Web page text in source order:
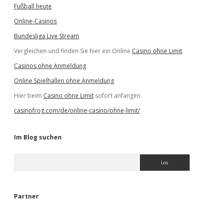
Fußball heute
Online-Casinos
Bundesliga Live Stream
Vergleichen und finden Sie hier ein Online Casino ohne Limit
Casinos ohne Anmeldung
Online Spielhallen ohne Anmeldung
Hier beim Casino ohne Limit sofort anfangen.
casinofrog.com/de/online-casino/ohne-limit/
Im Blog suchen
e
Partner